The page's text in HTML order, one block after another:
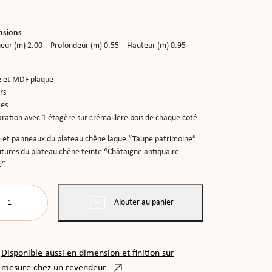
(m) 2.00 – Profondeur (m) 0.55 – Hauteur (m) 0.95
et MDF plaqué
avec 1 étagère sur crémaillère bois de chaque coté
et panneaux du plateau chêne laque “Taupe patrimoine”
du plateau chêne teinte “Châtaigne antiquaire
Ajouter au panier
Disponible aussi en dimension et finition sur
mesure chez un revendeur